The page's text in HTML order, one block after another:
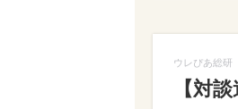
ウレぴあ総研
【対